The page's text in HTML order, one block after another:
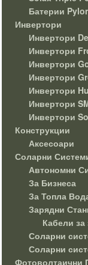
Батерии
Инвертори
Инвертори
Инвертори
Инвертори
Инвертори
Инвертори
Инвертори
Инвертори
Конструкции
Аксесоари
Соларни
Автономни
За Бизнеса
За Топла
Зарядни
Кабели за
Соларни
Соларни
Фотоволтаични